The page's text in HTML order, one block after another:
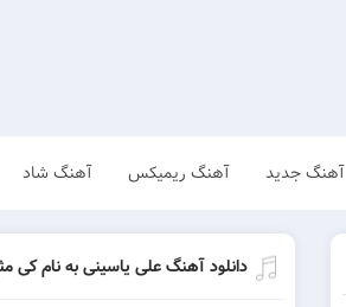
آهنگ جدید آهنگ ریمیکس آهنگ شاد
دانلود آهنگ علی یاسینی به نام کی